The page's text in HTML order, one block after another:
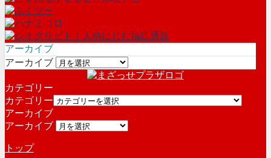
アーカイブ
アーカイブ
カテゴリー
カテゴリー
アーカイブ
アーカイブ
トップ